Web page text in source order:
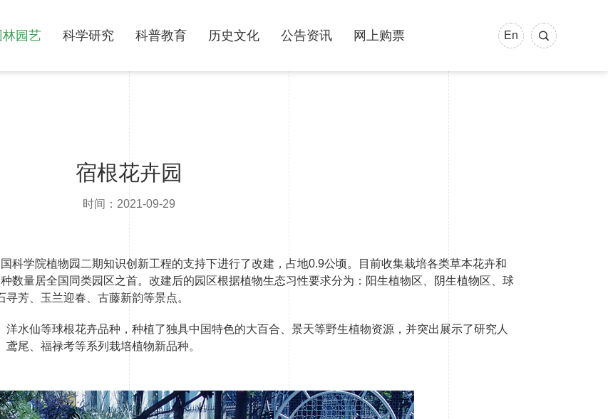
En
林园艺 科学研究 科普教育 历史文化 公告资讯 网上购票
宿根花卉园
时间：2021-09-29
科学院植物园二期知识创新工程的支持下进行了改建，占地0.9公顷。目前收集栽培各类草本花卉和
数量居全国同类园区之首。改建后的园区根据植物生态习性要求分为：阳生植物区、阴生植物区、球
芳、玉兰迎春、古藤新韵等景点。
水仙等球根花卉品种，种植了独具中国特色的大百合、景天等野生植物资源，并突出展示了研究人
尾、福禄考等系列栽培植物新品种。